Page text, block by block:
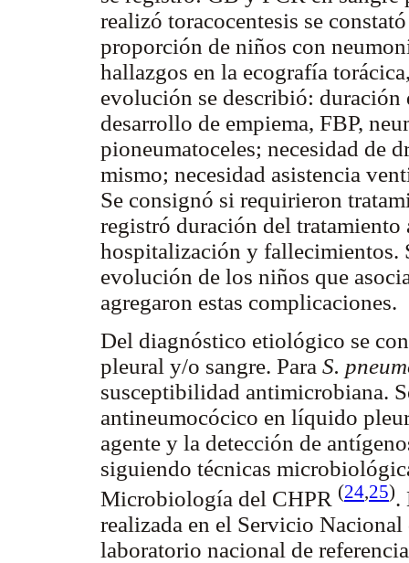
realizó toracocentesis se
proporción de niños con
hallazgos en la ecografía
evolución se describió:
desarrollo de empiema, FBP,
pioneumatoceles; necesidad de
mismo; necesidad asistencia
Se consignó si requirieron
registró duración del
hospitalización y fallecimientos.
evolución de los niños que
agregaron estas complicaciones.
Del diagnóstico etiológico se
pleural y/o sangre. Para S.
susceptibilidad antimicrobiana.
antineumocócico en líquido
agente y la detección de
siguiendo técnicas
Microbiología del CHPR (24,25).
realizada en el Servicio
laboratorio nacional de